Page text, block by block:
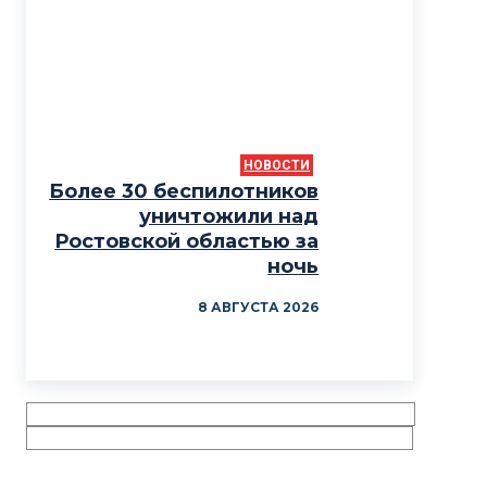
НОВОСТИ
Более 30 беспилотников
уничтожили над
Ростовской областью за
ночь
8 АВГУСТА 2026